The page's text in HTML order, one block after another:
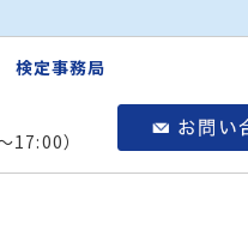
検定事務局
17:00）